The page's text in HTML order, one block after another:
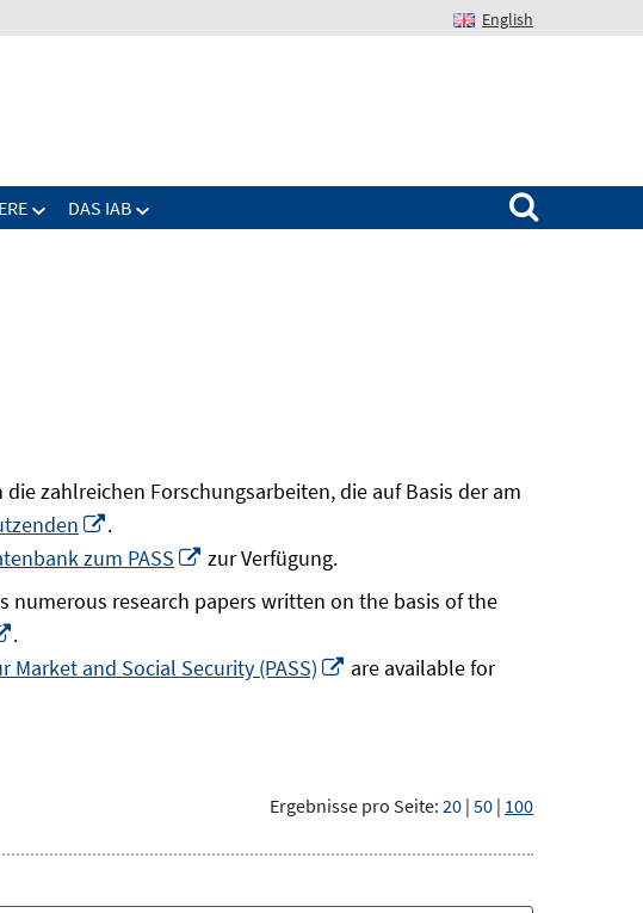
English
DAS IAB
Suchen nach:
zahlreichen Forschungsarbeiten, die auf Basis der am
In
neuem
.
zum PASS
In
öffnen
zur Verfügung.
research papers written on the basis of the
In
neuem
.
Market and Social Security (PASS)
In
are available for
Ergebnisse pro Seite: 20 | 50 | 100